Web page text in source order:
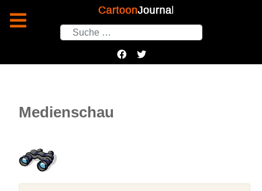
Suchen
Medienschau